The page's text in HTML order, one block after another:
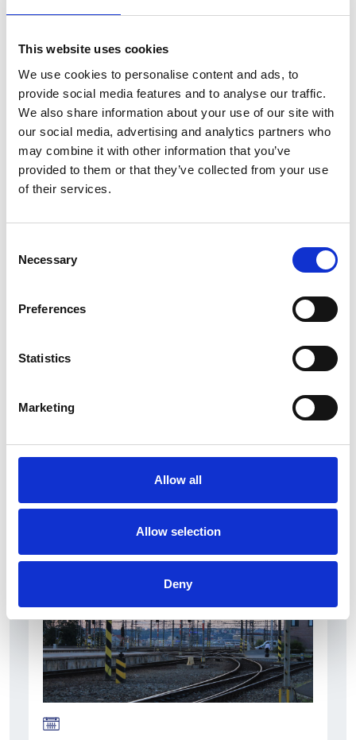
This website uses cookies
We use cookies to personalise content and ads, to
provide social media features and to analyse our traffic.
We also share information about your use of our site with
our social media, advertising and analytics partners who
may combine it with other information that you’ve
provided to them or that they’ve collected from your use
of their services.
Selection
Necessary
Preferences
Statistics
Marketing
Allow all
Allow selection
Deny
7 Agosto 2026
Nel primo semestre è aumentata fortemente la
costruzione di nuove abitazioni
Repubblica Ceca
La Škoda avvia la produzione del suo SUV Peaq
Repubblica Ceca